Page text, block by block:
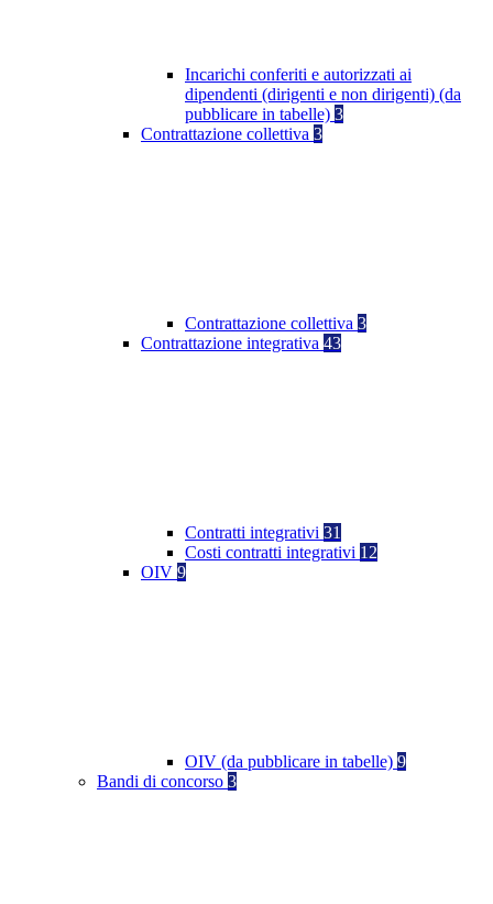
Incarichi conferiti e autorizzati ai
dipendenti (dirigenti e non dirigenti) (da
pubblicare in tabelle) 3
Contrattazione collettiva 3
Contrattazione collettiva 3
Contrattazione integrativa 43
Contratti integrativi 31
Costi contratti integrativi 12
OIV 9
OIV (da pubblicare in tabelle) 9
Bandi di concorso 3